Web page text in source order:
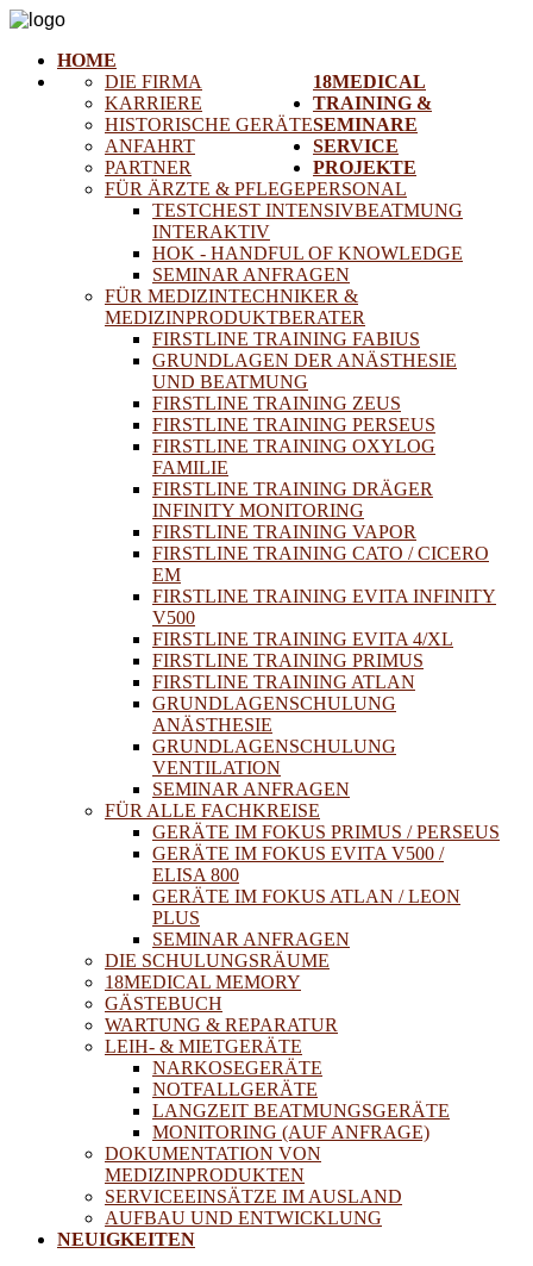
HOME
18MEDICAL
DIE FIRMA
KARRIERE
HISTORISCHE GERÄTE
ANFAHRT
PARTNER
TRAINING &
SEMINARE
FÜR ÄRZTE & PFLEGEPERSONAL
TESTCHEST INTENSIVBEATMUNG
INTERAKTIV
HOK - HANDFUL OF KNOWLEDGE
SEMINAR ANFRAGEN
FÜR MEDIZINTECHNIKER &
MEDIZINPRODUKTBERATER
FIRSTLINE TRAINING FABIUS
GRUNDLAGEN DER ANÄSTHESIE
UND BEATMUNG
FIRSTLINE TRAINING ZEUS
FIRSTLINE TRAINING PERSEUS
FIRSTLINE TRAINING OXYLOG
FAMILIE
FIRSTLINE TRAINING DRÄGER
INFINITY MONITORING
FIRSTLINE TRAINING VAPOR
FIRSTLINE TRAINING CATO / CICERO
EM
FIRSTLINE TRAINING EVITA INFINITY
V500
FIRSTLINE TRAINING EVITA 4/XL
FIRSTLINE TRAINING PRIMUS
FIRSTLINE TRAINING ATLAN
GRUNDLAGENSCHULUNG
ANÄSTHESIE
GRUNDLAGENSCHULUNG
VENTILATION
SEMINAR ANFRAGEN
FÜR ALLE FACHKREISE
GERÄTE IM FOKUS PRIMUS / PERSEUS
GERÄTE IM FOKUS EVITA V500 /
ELISA 800
GERÄTE IM FOKUS ATLAN / LEON
PLUS
SEMINAR ANFRAGEN
DIE SCHULUNGSRÄUME
18MEDICAL MEMORY
GÄSTEBUCH
SERVICE
WARTUNG & REPARATUR
LEIH- & MIETGERÄTE
NARKOSEGERÄTE
NOTFALLGERÄTE
LANGZEIT BEATMUNGSGERÄTE
MONITORING (AUF ANFRAGE)
DOKUMENTATION VON
MEDIZINPRODUKTEN
PROJEKTE
SERVICEEINSÄTZE IM AUSLAND
AUFBAU UND ENTWICKLUNG
NEUIGKEITEN